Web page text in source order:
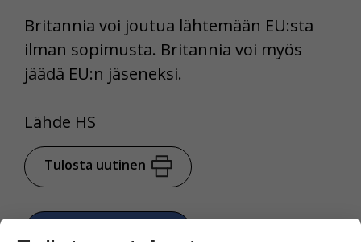
Britannia voi joutua lähtemään EU:sta
ilman sopimusta. Britannia voi myös
jäädä EU:n jäseneksi.
Lähde HS
Tulosta uutinen